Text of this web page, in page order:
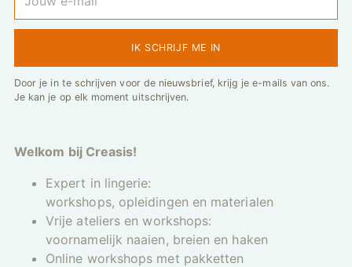
e-
mail
IK SCHRIJF ME IN
Door je in te schrijven voor de nieuwsbrief, krijg je e-mails van ons.
Je kan je op elk moment uitschrijven.
Welkom bij Creasis!
Expert in lingerie:
workshops, opleidingen en materialen
Vrije ateliers en workshops:
voornamelijk naaien, breien en haken
Online workshops met pakketten